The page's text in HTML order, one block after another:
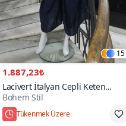
15
1.887,23₺
Lacivert İtalyan Cepli Keten
Şalvar Pantolon
Bohem Stil
Hızlı Kargo